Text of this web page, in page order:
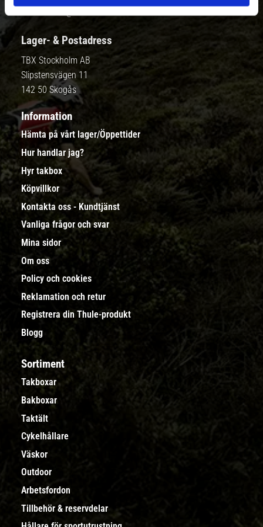
Lager- & Postadress
TBX Stockholm AB
Slipstensvägen 11
142 50 Skogås
Information
Hämta på vårt lager/Öppettider
Hur handlar jag?
Hyr takbox
Köpvillkor
Kontakta oss - Kundtjänst
Vanliga frågor och svar
Mina sidor
Om oss
Policy och cookies
Reklamation och retur
Registrera din Thule-produkt
Blogg
Sortiment
Takboxar
Bakboxar
Taktält
Cykelhållare
Väskor
Outdoor
Arbetsfordon
Tillbehör & reservdelar